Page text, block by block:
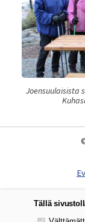
Joensuulaisista
Tällä
Valitse